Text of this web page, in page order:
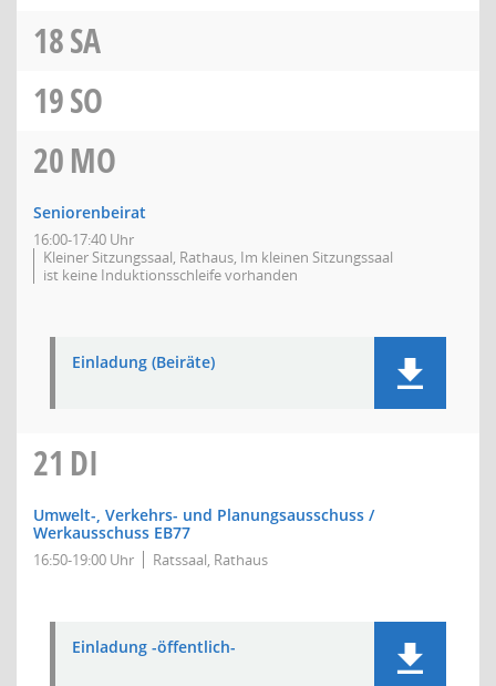
18SA
19SO
20MO
Seniorenbeirat
16:00-17:40 Uhr
Kleiner Sitzungssaal, Rathaus, Im kleinen Sitzungssaal
ist keine Induktionsschleife vorhanden
Einladung (Beiräte)
21 DI
Umwelt-, Verkehrs- und Planungsausschuss /
Werkausschuss EB77
16:50-19:00 Uhr Ratssaal, Rathaus
Einladung -öffentlich-